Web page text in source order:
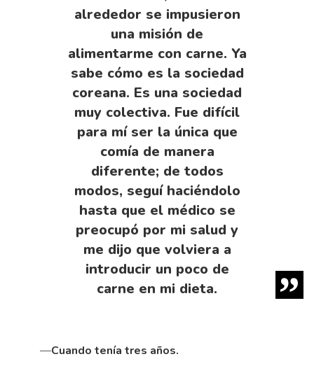
alrededor se impusieron
una misión de
alimentarme con carne. Ya
sabe cómo es la sociedad
coreana. Es una sociedad
muy colectiva. Fue difícil
para mí ser la única que
comía de manera
diferente; de todos
modos, seguí haciéndolo
hasta que el médico se
preocupó por mi salud y
me dijo que volviera a
introducir un poco de
carne en mi dieta.
—Cuando tenía tres años.